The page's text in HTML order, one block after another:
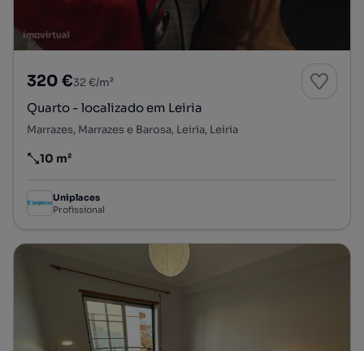
320 €32 €/m²
Quarto - localizado em Leiria
Marrazes, Marrazes e Barosa, Leiria, Leiria
Preço por metro quadrado
10 m²
Uniplaces
Profissional